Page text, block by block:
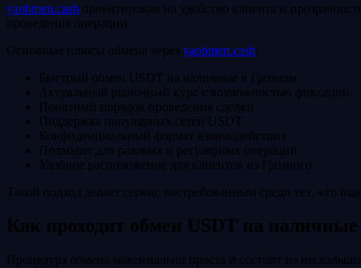
yaobmen.cash ориентирован на удобство клиента и
проведения операции.
Основные плюсы обмена через yaobmen.cash:
Быстрый обмен USDT на наличные в Грозном
Актуальный рыночный курс с возможностью фиксации
Понятный порядок проведения сделки
Поддержка популярных сетей USDT
Конфиденциальный формат взаимодействия
Подходит для разовых и регулярных операций
Удобное расположение для клиентов из Грозного
Такой подход делает сервис востребованным среди тех, кто
Как проходит обмен USDT на наличные
Процедура обмена максимально проста и состоит из